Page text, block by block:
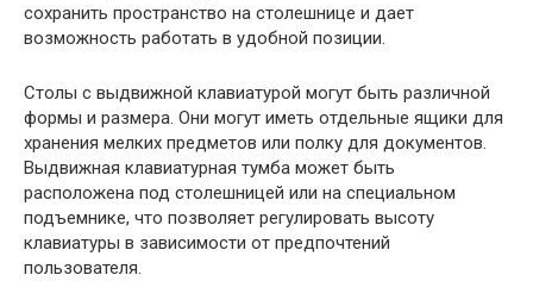
сохранить пространство на столешнице и дает
возможность работать в удобной позиции.
Столы с выдвижной клавиатурой могут быть различной
формы и размера. Они могут иметь отдельные ящики для
хранения мелких предметов или полку для документов.
Выдвижная клавиатурная тумба может быть
расположена под столешницей или на специальном
подъемнике, что позволяет регулировать высоту
клавиатуры в зависимости от предпочтений
пользователя.